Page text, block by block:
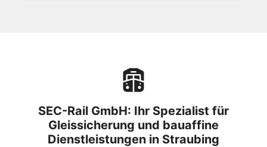
SEC-Rail GmbH: Ihr Spezialist für
Gleissicherung und bauaffine
Dienstleistungen in Straubing